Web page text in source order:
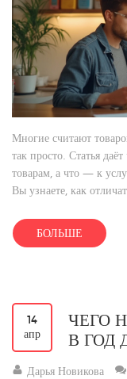
Многие считают
так просто. Статья
товарам, а что — к
Вы узнаете, как
запутаться при
онлайн-заказов. Также
БОЛЬШЕ
14
апр
ЧЕГО
В ГОД
Дарья Новикова